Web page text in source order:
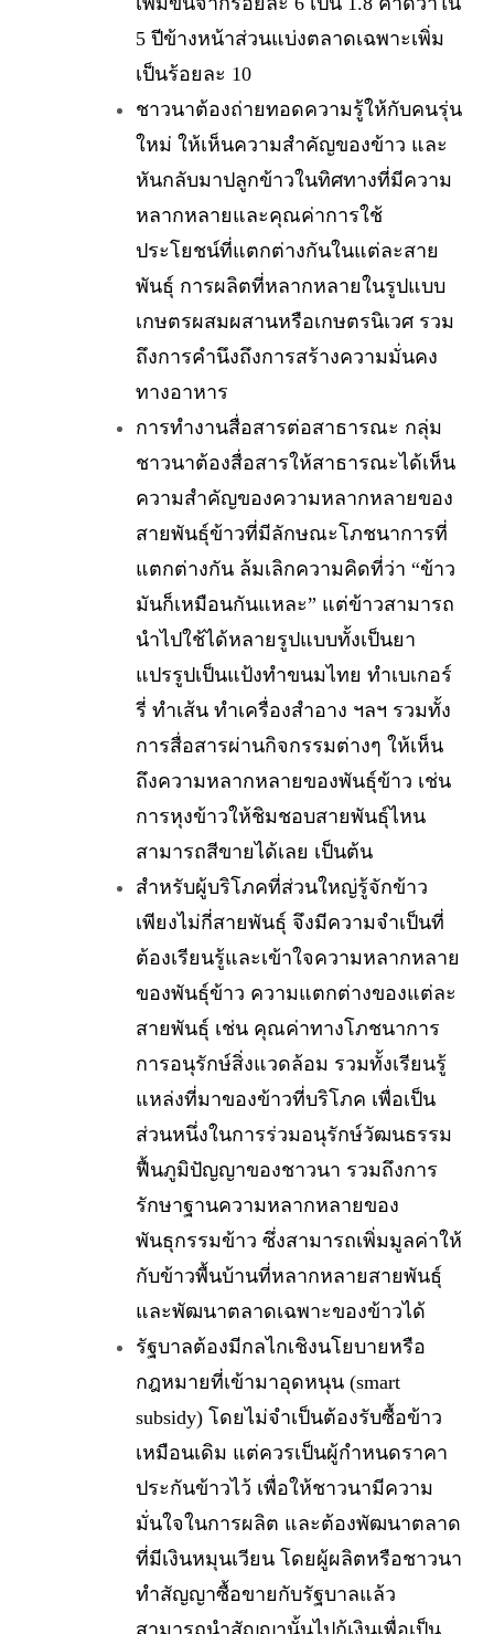
5 ปีข้างหน้าส่วนแบ่งตลาดเฉพาะเพิ่ม
เป็นร้อยละ 10
ชาวนาต้องถ่ายทอดความรู้ให้กับคนรุ่น
ใหม่ ให้เห็นความสำคัญของข้าว และ
หันกลับมาปลูกข้าวในทิศทางที่มีความ
หลากหลายและคุณค่าการใช้
ประโยชน์ที่แตกต่างกันในแต่ละสาย
พันธุ์ การผลิตที่หลากหลายในรูปแบบ
เกษตรผสมผสานหรือเกษตรนิเวศ รวม
ถึงการคำนึงถึงการสร้างความมั่นคง
ทางอาหาร
การทำงานสื่อสารต่อสาธารณะ กลุ่ม
ชาวนาต้องสื่อสารให้สาธารณะได้เห็น
ความสำคัญของความหลากหลายของ
สายพันธุ์ข้าวที่มีลักษณะโภชนาการที่
แตกต่างกัน ล้มเลิกความคิดที่ว่า “ข้าว
มันก็เหมือนกันแหละ” แต่ข้าวสามารถ
นำไปใช้ได้หลายรูปแบบทั้งเป็นยา
แปรรูปเป็นแป้งทำขนมไทย ทำเบเกอร์
รี่ ทำเส้น ทำเครื่องสำอาง ฯลฯ รวมทั้ง
การสื่อสารผ่านกิจกรรมต่างๆ ให้เห็น
ถึงความหลากหลายของพันธุ์ข้าว เช่น
การหุงข้าวให้ชิมชอบสายพันธุ์ไหน
สามารถสีขายได้เลย เป็นต้น
สำหรับผู้บริโภคที่ส่วนใหญ่รู้จักข้าว
เพียงไม่กี่สายพันธุ์ จึงมีความจำเป็นที่
ต้องเรียนรู้และเข้าใจความหลากหลาย
ของพันธุ์ข้าว ความแตกต่างของแต่ละ
สายพันธุ์ เช่น คุณค่าทางโภชนาการ
การอนุรักษ์สิ่งแวดล้อม รวมทั้งเรียนรู้
แหล่งที่มาของข้าวที่บริโภค เพื่อเป็น
ส่วนหนึ่งในการร่วมอนุรักษ์วัฒนธรรม
ฟื้นภูมิปัญญาของชาวนา รวมถึงการ
รักษาฐานความหลากหลายของ
พันธุกรรมข้าว ซึ่งสามารถเพิ่มมูลค่าให้
กับข้าวพื้นบ้านที่หลากหลายสายพันธุ์
และพัฒนาตลาดเฉพาะของข้าวได้
รัฐบาลต้องมีกลไกเชิงนโยบายหรือ
กฎหมายที่เข้ามาอุดหนุน (smart
subsidy) โดยไม่จำเป็นต้องรับซื้อข้าว
เหมือนเดิม แต่ควรเป็นผู้กำหนดราคา
ประกันข้าวไว้ เพื่อให้ชาวนามีความ
มั่นใจในการผลิต และต้องพัฒนาตลาด
ที่มีเงินหมุนเวียน โดยผู้ผลิตหรือชาวนา
ทำสัญญาซื้อขายกับรัฐบาลแล้ว